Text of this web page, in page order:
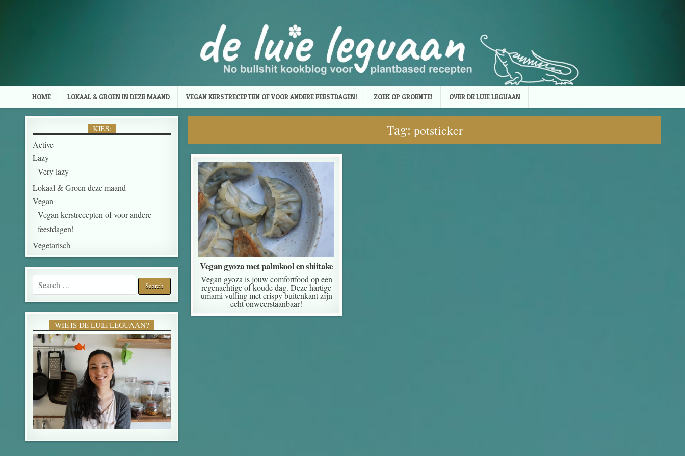
HOME LOKAAL & GROEN IN DEZE MAAND VEGAN KERSTRECEPTEN OF VOOR ANDERE FEESTDAGEN! ZOEK OP GROENTE! OVER DE LUIE LEGUAAN
Tag: potsticker
Vegan gyoza met palmkool en shiitake
Vegan gyoza is jouw comfortfood op een
regenachtige of koude dag. Deze hartige
umami vulling met crispy buitenkant zijn
echt onweerstaanbaar!
KIES:
Active
Lazy
Very lazy
Lokaal & Groen deze maand
Vegan
Vegan kerstrecepten of voor andere
feestdagen!
Vegetarisch
Search for:
WIE IS DE LUIE LEGUAAN?